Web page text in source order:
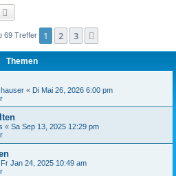
69 Treffer 1 2 3
Themen
« Di Mai 26, 2026 6:00 pm
« Sa Sep 13, 2025 12:29 pm
Fr Jan 24, 2025 10:49 am